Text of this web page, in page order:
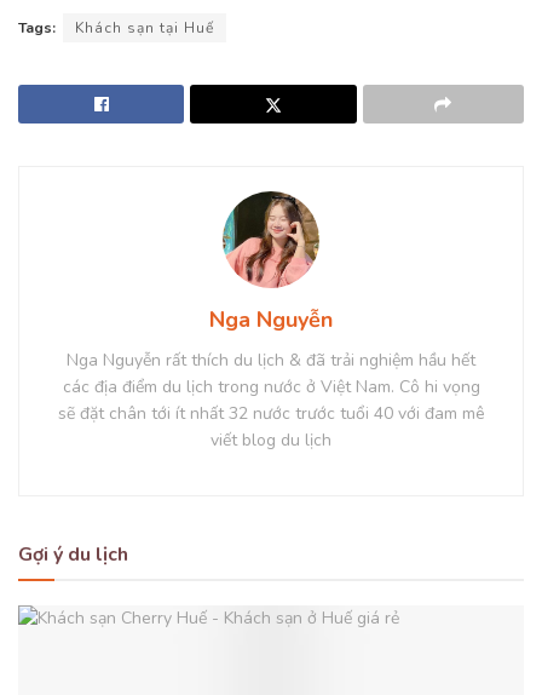
Tags: Khách sạn tại Huế
Nga Nguyễn
Nga Nguyễn rất thích du lịch & đã trải nghiệm hầu hết
các địa điểm du lịch trong nước ở Việt Nam. Cô hi vọng
sẽ đặt chân tới ít nhất 32 nước trước tuổi 40 với đam mê
viết blog du lịch
Gợi ý du lịch